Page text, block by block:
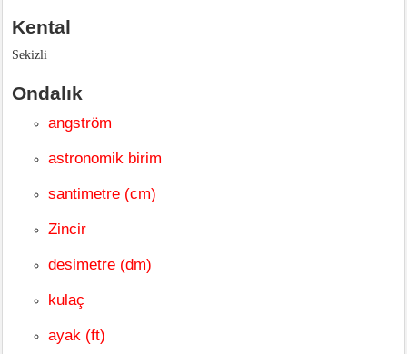
Kental
Sekizli
Ondalık
angström
astronomik birim
santimetre (cm)
Zincir
desimetre (dm)
kulaç
ayak (ft)